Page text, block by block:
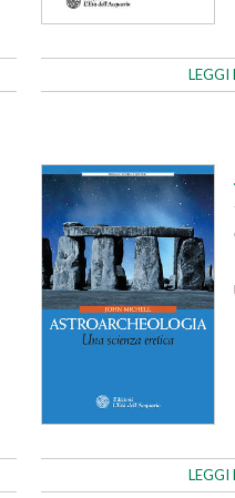
LEGGI
LEGGI